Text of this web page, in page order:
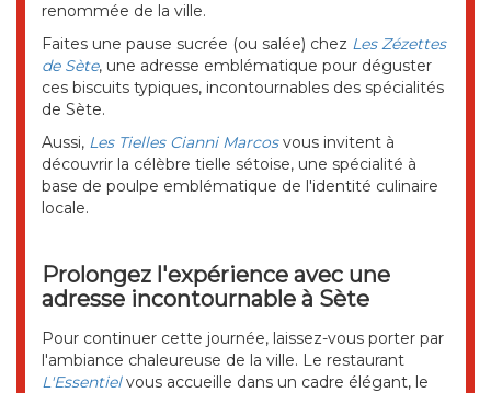
renommée de la ville.
Faites une pause sucrée (ou salée) chez Les Zézettes
de Sète, une adresse emblématique pour déguster
ces biscuits typiques, incontournables des spécialités
de Sète.
Aussi, Les Tielles Cianni Marcosvous invitent à
découvrir la célèbre tielle sétoise, une spécialité à
base de poulpe emblématique de l'identité culinaire
locale.
Prolongez l'expérience avec une
adresse incontournable à Sète
Pour continuer cette journée, laissez-vous porter par
l'ambiance chaleureuse de la ville. Le restaurant
L'Essentiel vous accueille dans un cadre élégant, le